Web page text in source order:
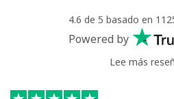
4.6 de 5 basado en
Powered by
Lee más